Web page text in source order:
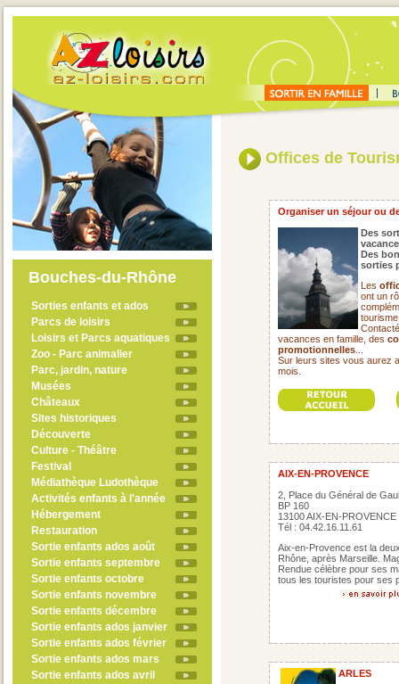
Bouches-du-Rhône
Sorties enfants et ados
Parcs de loisirs
Loisirs et Parcs aquatiques
Zoo - Parc animalier
Parc, jardin, nature
Musées
Châteaux
Sites historiques
Découverte
Culture - Théâtre
Festival
Médiathèque Ludothèque
Activités enfants à l'année
Hébergement
Restauration
Sortie enfants ados août
Sortie enfants septembre
Sortie enfants octobre
Sortie enfants novembre
Sortie enfants décembre
Sortie enfants ados janvier
Sortie enfants ados février
Sortie enfants ados mars
Sortie enfants ados avril
Offices de
Organiser un séjour ou
Des
Des
sorties
Les
ont un
vacances en famille, des
promotionnelles
Sur leurs sites vous aurez
mois.
AIX-EN-PROVENCE
2, Place du Général de
BP 160
13100 AIX-EN-PROVENCE
Tél : 04.42.16.11.61
Aix-en-Provence est la
Rhône, après Marseille.
Rendue célèbre pour ses
tous les touristes pour ses
ARLES